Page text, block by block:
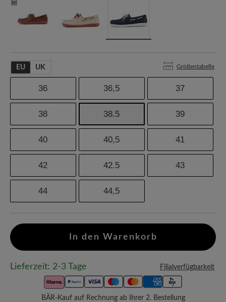
EU UK Größentabelle
36 36,5 37
38 38.5 39
40 40,5 41
42 42.5 43
44 44,5
In den Warenkorb
Lieferzeit: 2-3 Tage Filialverfügbarkeit
BÄR-Kauf auf Rechnung ab Ihrer 2. Bestellung